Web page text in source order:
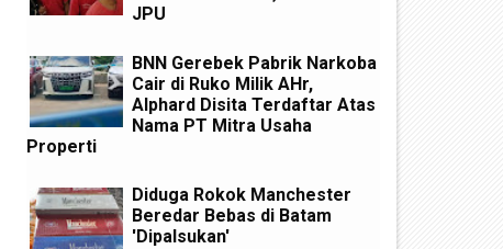
JPU
BNN Gerebek Pabrik Narkoba
Cair di Ruko Milik AHr,
Alphard Disita Terdaftar Atas
Nama PT Mitra Usaha
Properti
Diduga Rokok Manchester
Beredar Bebas di Batam
'Dipalsukan'